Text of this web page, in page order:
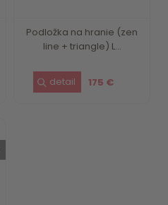
Podložka na hranie (zen
line + triangle) L...
175 €